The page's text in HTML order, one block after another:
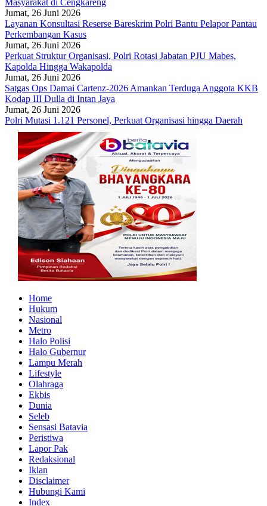
Jumat, 26 Juni 2026
Layanan Konsultasi Reserse Bareskrim Polri Bantu Pelapor Pantau
Perkembangan Kasus
Jumat, 26 Juni 2026
Perkuat Struktur Organisasi, Polri Rotasi Jabatan PJU Mabes,
Kapolda Hingga Wakapolda
Jumat, 26 Juni 2026
Satgas Ops Damai Cartenz-2026 Amankan Terduga Anggota KKB
Kodap III Dulla di Intan Jaya
Jumat, 26 Juni 2026
Polri Mutasi 1.121 Personel, Perkuat Organisasi hingga Daerah
Home
Hukum
Nasional
Metro
Halo Polisi
Halo Gubernur
Lampu Merah
Lifestyle
Olahraga
Ekbis
Dunia
Seleb
Sensasi Batavia
Peristiwa
Lapor Pak
Redaksional
Iklan
Disclaimer
Hubungi Kami
Index